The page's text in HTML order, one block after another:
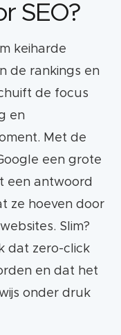
SEO?
keiharde
de rankings en
de focus
en
Met de
een grote
een antwoord
ze hoeven door
Slim?
dat zero-click
en dat het
onder druk